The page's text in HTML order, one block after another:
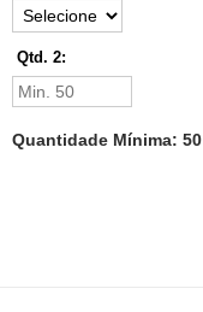
Qtd. 2:
Quantidade Mínima: 50